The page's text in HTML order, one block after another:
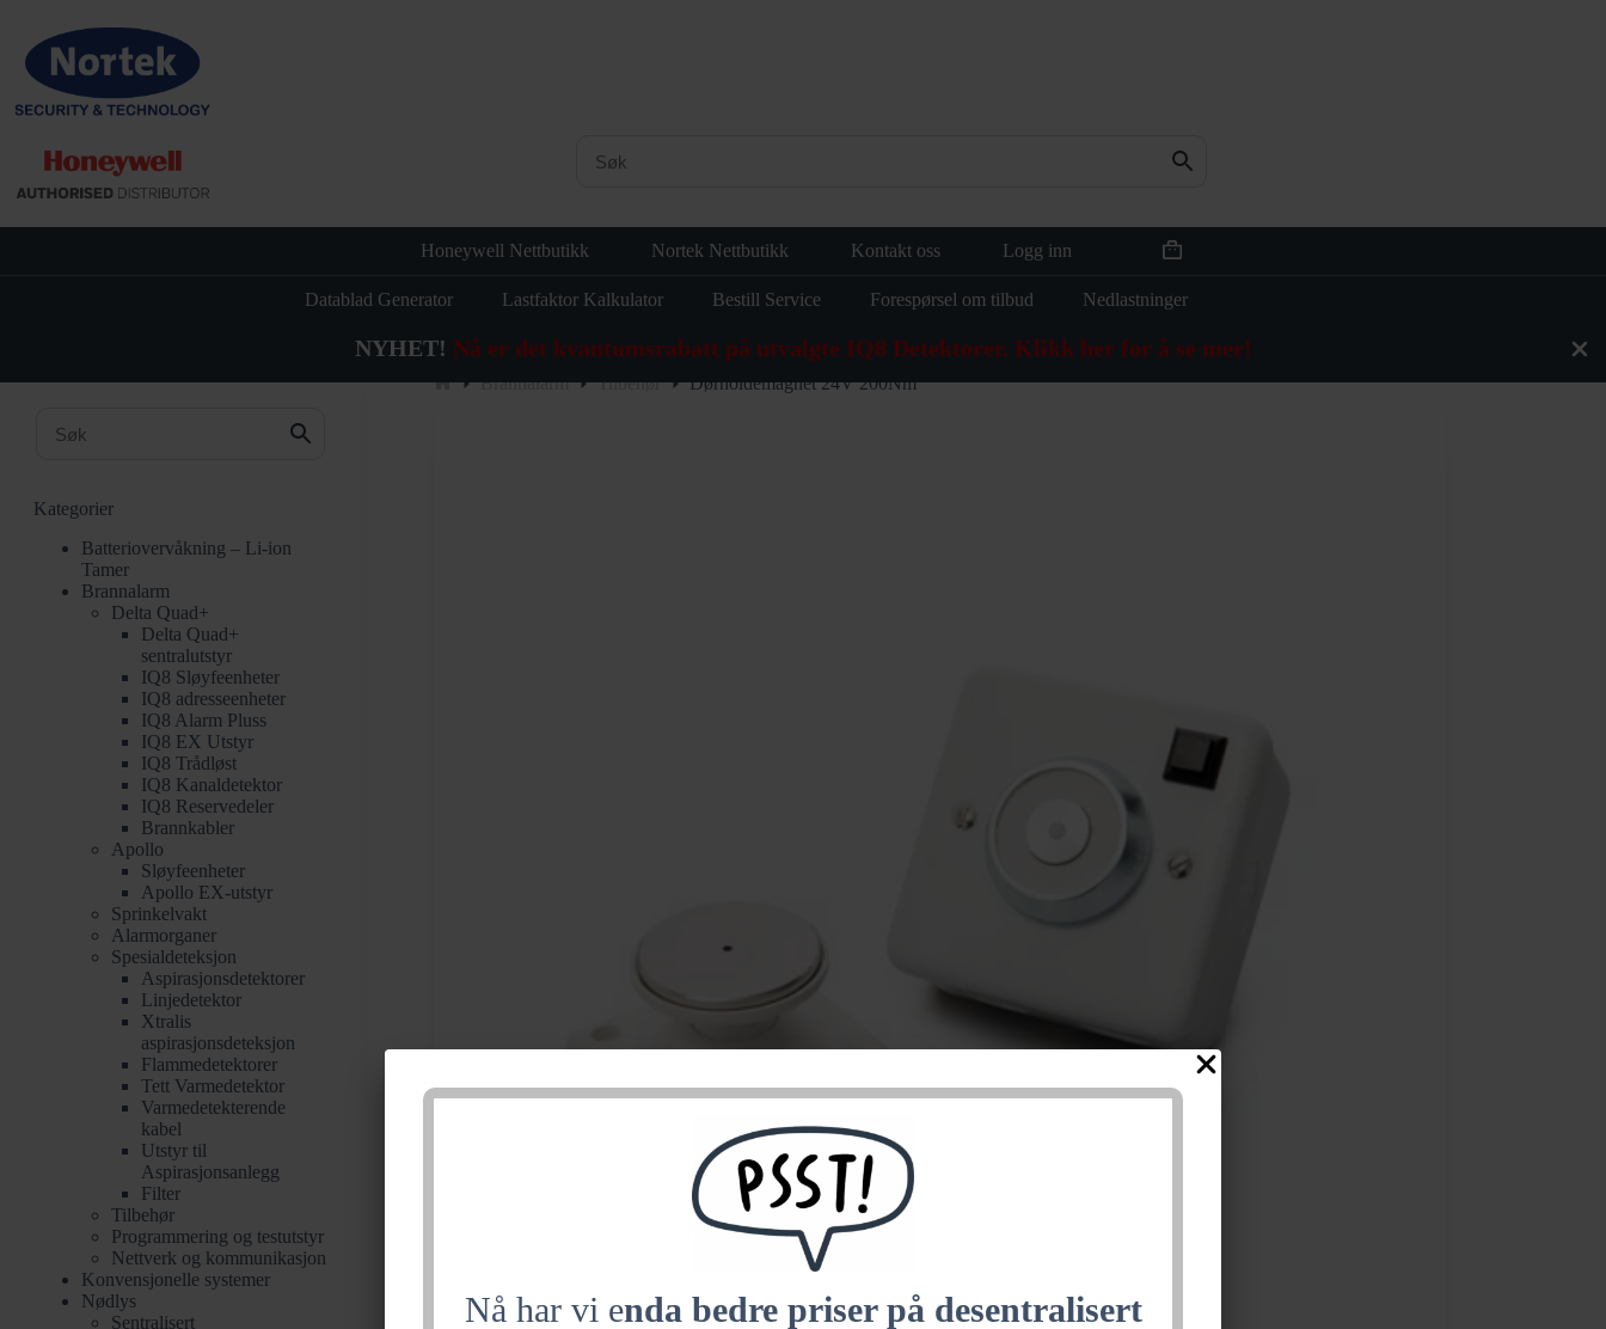
Nå har vi enda bedre priser på desentralisert
NYHET! Nå er det kvantumsrabatt på utvalgte IQ8 Detektorer. Klikk her for å se mer!
innholdet
Honeywell Nettbutikk Nortek Nettbutikk Kontakt oss Logg inn Handlekurv
Datablad Generator Lastfaktor Kalkulator Bestill Service Forespørsel om tilbud Nedlastninger
Brannalarm Tilbehør Dørholdemagnet 24V 200Nm
Kategorier
Batteriovervåkning – Li-ion
Tamer
Brannalarm
Delta Quad+
Delta Quad+
sentralutstyr
IQ8 Sløyfeenheter
IQ8 adresseenheter
IQ8 Alarm Pluss
IQ8 EX Utstyr
IQ8 Trådløst
IQ8 Kanaldetektor
IQ8 Reservedeler
Brannkabler
Apollo
Sløyfeenheter
Apollo EX-utstyr
Sprinkelvakt
Alarmorganer
Spesialdeteksjon
Aspirasjonsdetektorer
Linjedetektor
Xtralis
aspirasjonsdeteksjon
Flammedetektorer
Tett Varmedetektor
Varmedetekterende
kabel
Utstyr til
Aspirasjonsanlegg
Filter
Tilbehør
Programmering og testutstyr
Nettverk og kommunikasjon
Konvensjonelle systemer
Nødlys
Sentralisert